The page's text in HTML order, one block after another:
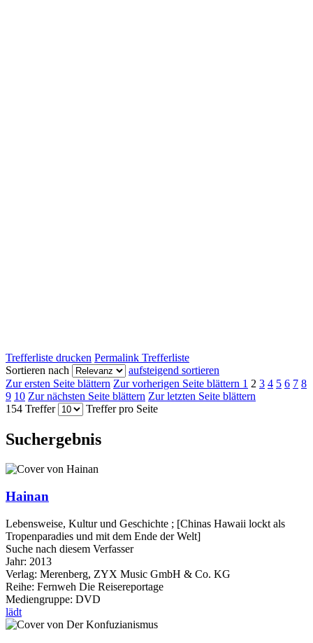
Trefferliste drucken Permalink Trefferliste
Sortieren nach
aufsteigend sortieren
Zur ersten Seite blättern Zur vorherigen Seite blättern 1 2 3 4 5 6 7 8
9 10 Zur nächsten Seite blättern Zur letzten Seite blättern
154 Treffer
Treffer pro Seite
Suchergebnis
Hainan
Lebensweise, Kultur und Geschichte ; [Chinas Hawaii lockt als
Tropenparadies und mit dem Ende der Welt]
Suche nach diesem Verfasser
Jahr: 2013
Verlag: Merenberg, ZYX Music GmbH & Co. KG
Reihe: Fernweh Die Reisereportage
Mediengruppe: DVD
lädt